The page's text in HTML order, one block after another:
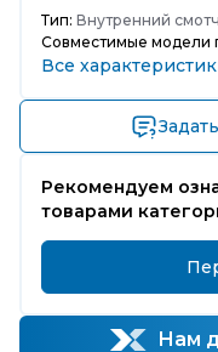
Тип: Внутренний
Совместимые модели
Все
Рекомендуем
товарами
Нам